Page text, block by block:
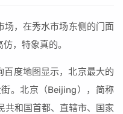
场，在秀水市场东侧的门面
，特象真的。
度地图显示，北京最大的
。北京（Beijing），简称
共和国首都、直辖市、国家